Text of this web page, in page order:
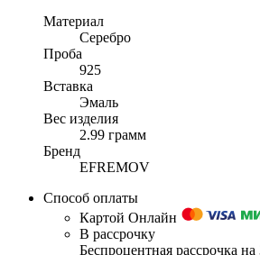
Материал
Серебро
Проба
925
Вставка
Эмаль
Вес изделия
2.99 грамм
Бренд
EFREMOV
Способ оплаты
Картой Онлайн
В рассрочку
Беспроцентная рассрочка на